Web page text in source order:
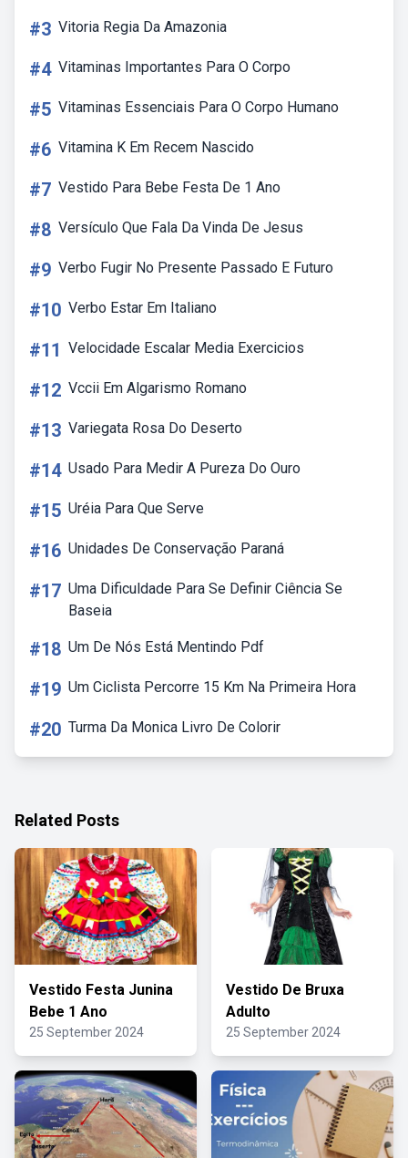
#3 Vitoria Regia Da Amazonia
#4 Vitaminas Importantes Para O Corpo
#5 Vitaminas Essenciais Para O Corpo Humano
#6 Vitamina K Em Recem Nascido
#7 Vestido Para Bebe Festa De 1 Ano
#8 Versículo Que Fala Da Vinda De Jesus
#9 Verbo Fugir No Presente Passado E Futuro
#10 Verbo Estar Em Italiano
#11 Velocidade Escalar Media Exercicios
#12 Vccii Em Algarismo Romano
#13 Variegata Rosa Do Deserto
#14 Usado Para Medir A Pureza Do Ouro
#15 Uréia Para Que Serve
#16 Unidades De Conservação Paraná
#17 Uma Dificuldade Para Se Definir Ciência Se
Baseia
#18 Um De Nós Está Mentindo Pdf
#19 Um Ciclista Percorre 15 Km Na Primeira Hora
#20 Turma Da Monica Livro De Colorir
Related Posts
Vestido Festa Junina
Bebe 1 Ano
25 September 2024
Vestido De Bruxa
Adulto
25 September 2024